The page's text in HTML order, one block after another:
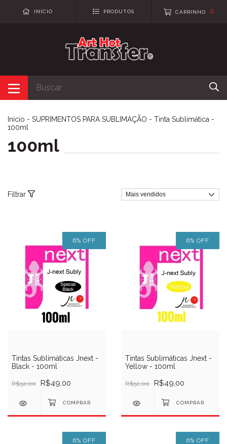
INÍCIO PRODUTOS CARRINHO 0
Início - SUPRIMENTOS PARA SUBLIMAÇÃO - Tinta Sublimática -
100ml
100ml
Filtrar
6% OFF
Tintas Sublimáticas Jnext -
Black - 100ml
R$52,00 R$49,00
6% OFF
Tintas Sublimáticas Jnext -
Yellow - 100ml
R$52,00 R$49,00
6% OFF 6% OFF